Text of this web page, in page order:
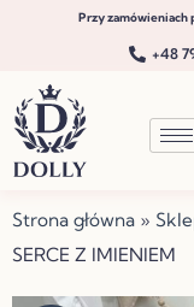
treści
Przy zamówieniach
+48
Strona główna »
SERCE Z IMIENIEM